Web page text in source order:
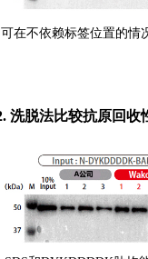
可在不依赖标签位置的情
洗脱法比较抗原回收